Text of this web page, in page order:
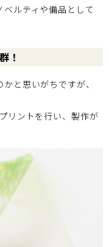
ルティや備品として
！
と思いがちですが、
リントを行い、製作が